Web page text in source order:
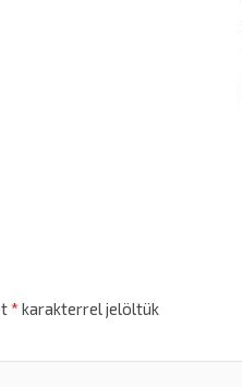
* karakterrel jelöltük